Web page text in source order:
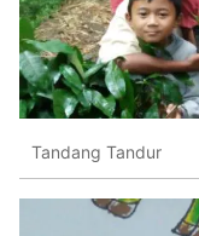
Tandang Tandur